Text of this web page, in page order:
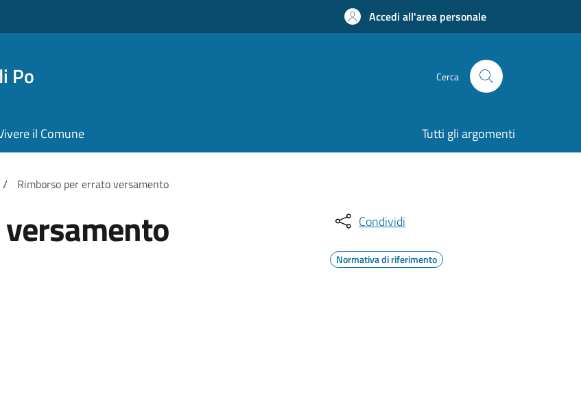
Accedi all'area personale
Po Cerca
il Comune Tutti gli argomenti
/ Rimborso per errato versamento
Condividi
Normativa di riferimento